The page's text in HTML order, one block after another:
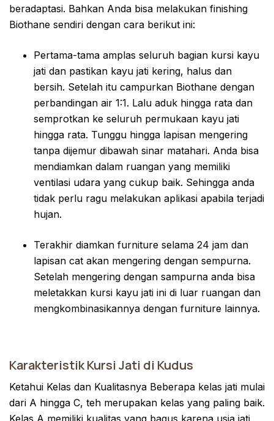
beradaptasi. Bahkan Anda bisa melakukan finishing
Biothane sendiri dengan cara berikut ini:
Pertama-tama amplas seluruh bagian kursi kayu
jati dan pastikan kayu jati kering, halus dan
bersih. Setelah itu campurkan Biothane dengan
perbandingan air 1:1. Lalu aduk hingga rata dan
semprotkan ke seluruh permukaan kayu jati
hingga rata. Tunggu hingga lapisan mengering
tanpa dijemur dibawah sinar matahari. Anda bisa
mendiamkan dalam ruangan yang memiliki
ventilasi udara yang cukup baik. Sehingga anda
tidak perlu ragu melakukan aplikasi apabila terjadi
hujan.
Terakhir diamkan furniture selama 24 jam dan
lapisan cat akan mengering dengan sempurna.
Setelah mengering dengan sampurna anda bisa
meletakkan kursi kayu jati ini di luar ruangan dan
mengkombinasikannya dengan furniture lainnya.
Karakteristik Kursi Jati di Kudus
Ketahui Kelas dan Kualitasnya Beberapa kelas jati mulai
dari A hingga C, teh merupakan kelas yang paling baik.